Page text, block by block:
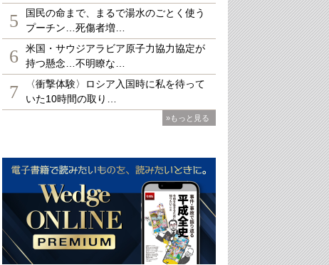
5
国民の命まで、まるで湯水のごとく使う
プーチン…死傷者増…
6
米国・サウジアラビア原子力協力協定が
持つ懸念…不明瞭な…
7
〈衝撃体験〉ロシア入国時に私を待って
いた10時間の取り…
»もっと見る